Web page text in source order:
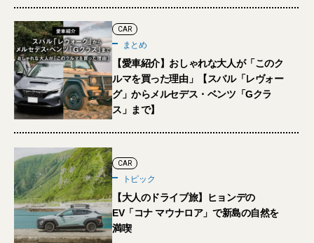
CAR
まとめ
【愛車紹介】おしゃれな大人が「このク
ルマを買った理由」【スバル「レヴォー
グ」からメルセデス・ベンツ「Gクラ
ス」まで】
CAR
トピック
【大人のドライブ旅】ヒョンデの
EV「コナ マウナロア」で新島の自然を
満喫